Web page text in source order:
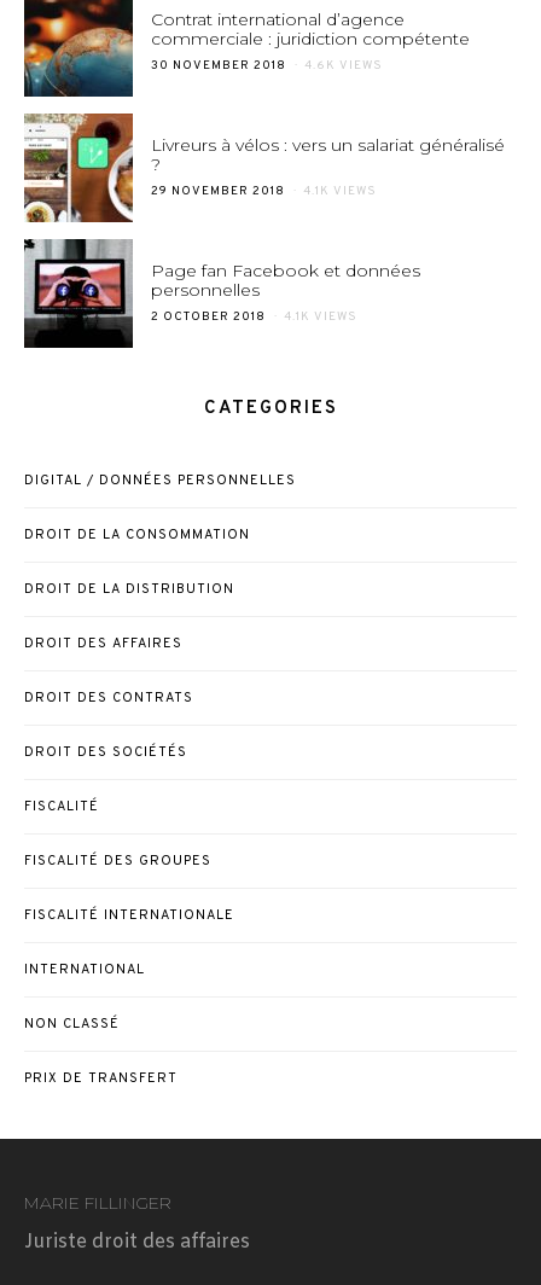
Contrat international d’agence
commerciale : juridiction compétente
POSTED
30 NOVEMBER 2018 4.6K VIEWS
Livreurs à vélos : vers un salariat généralisé
?
POSTED
29 NOVEMBER 2018 4.1K VIEWS
Page fan Facebook et données
personnelles
POSTED
2 OCTOBER 2018 4.1K VIEWS
CATEGORIES
DIGITAL / DONNÉES PERSONNELLES
DROIT DE LA CONSOMMATION
DROIT DE LA DISTRIBUTION
DROIT DES AFFAIRES
DROIT DES CONTRATS
DROIT DES SOCIÉTÉS
FISCALITÉ
FISCALITÉ DES GROUPES
FISCALITÉ INTERNATIONALE
INTERNATIONAL
NON CLASSÉ
PRIX DE TRANSFERT
MARIE FILLINGER
Juriste droit des affaires